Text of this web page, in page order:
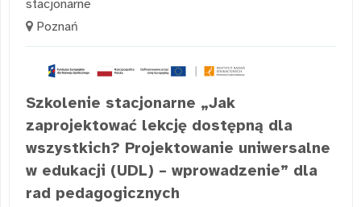
stacjonarne
Poznań
Szkolenie stacjonarne „Jak
zaprojektować lekcję dostępną dla
wszystkich? Projektowanie uniwersalne
w edukacji (UDL) – wprowadzenie” dla
rad pedagogicznych